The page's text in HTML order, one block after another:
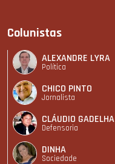
Colunistas
ALEXANDRE LYRA
Política
CHICO PINTO
Jornalista
CLÁUDIO GADELHA
Defensoria
DINHA
Sociedade